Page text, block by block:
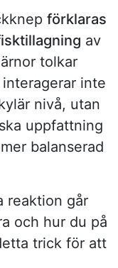
förklaras
av
tolkar
inte
nivå, utan
uppfattning
balanserad
reaktion går
och hur du på
trick för att